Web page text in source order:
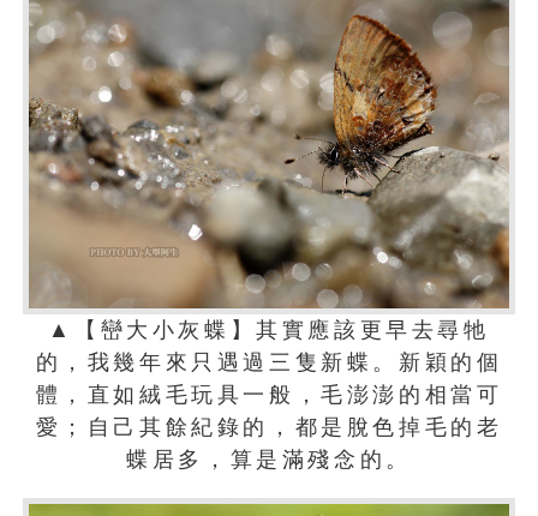
▲【巒大小灰蝶】其實應該更早去尋牠
的，我幾年來只遇過三隻新蝶。新穎的個
體，直如絨毛玩具一般，毛澎澎的相當可
愛；自己其餘紀錄的，都是脫色掉毛的老
蝶居多，算是滿殘念的。